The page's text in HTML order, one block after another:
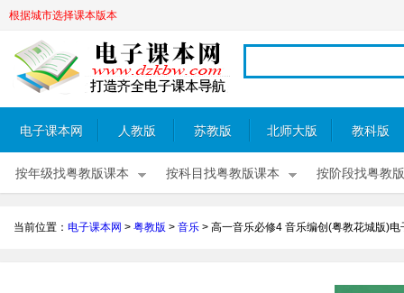
根据城市选择课本版本
电子课本网 人教版 苏教版 北师大版 教科版
按年级找粤教版课本 按科目找粤教版课本 按阶段找粤教
当前位置： 电子课本网 > 粤教版 > 音乐 > 高一音乐必修4 音乐编创(粤教花城版)